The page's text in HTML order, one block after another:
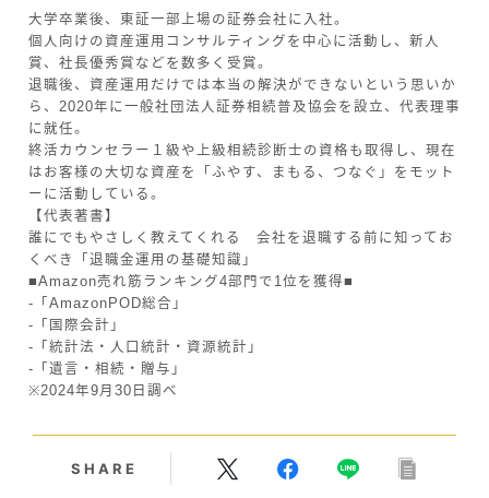
大学卒業後、東証一部上場の証券会社に入社。
個人向けの資産運用コンサルティングを中心に活動し、新人
賞、社長優秀賞などを数多く受賞。
退職後、資産運用だけでは本当の解決ができないという思いか
ら、2020年に一般社団法人証券相続普及協会を設立、代表理事
に就任。
終活カウンセラー１級や上級相続診断士の資格も取得し、現在
はお客様の大切な資産を「ふやす、まもる、つなぐ」をモット
ーに活動している。
【代表著書】
誰にでもやさしく教えてくれる 会社を退職する前に知ってお
くべき「退職金運用の基礎知識」
■Amazon売れ筋ランキング4部門で1位を獲得■
-「AmazonPOD総合」
-「国際会計」
-「統計法・人口統計・資源統計」
-「遺言・相続・贈与」
※2024年9月30日調べ
SHARE